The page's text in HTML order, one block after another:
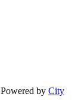
Powered by City